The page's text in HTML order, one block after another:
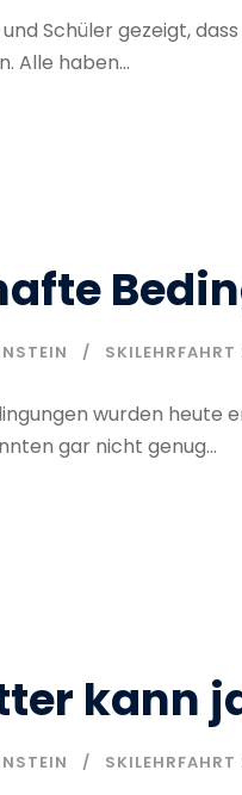
Schüler gezeigt,
Alle haben...
wurden heute
gar nicht genug...
kann